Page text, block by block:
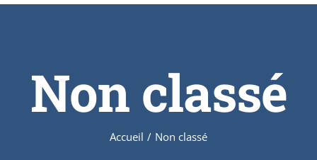
Non classé
Accueil / Non classé